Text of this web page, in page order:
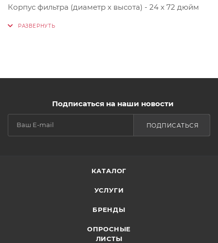
Корпус фильтра (диаметр х высота) - 24 x 72 дюйм
Подписаться на наши новости
ПОДПИСАТЬСЯ
КАТАЛОГ
УСЛУГИ
БРЕНДЫ
ОПРОСНЫЕ
ЛИСТЫ